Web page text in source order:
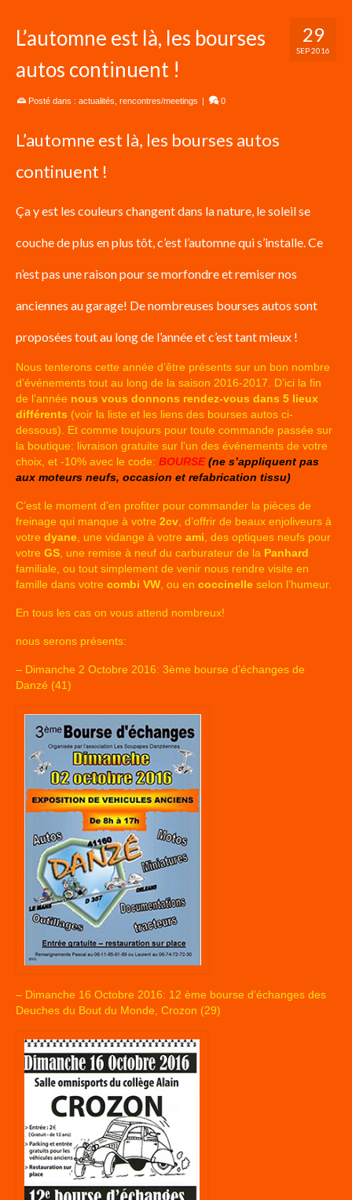
29
SEP 2016
L’automne est là, les bourses
autos continuent !
Posté dans : actualités rencontres/meetings | 0
L’automne est là, les bourses autos
continuent !
Ça y est les couleurs changent dans la nature, le soleil se
couche de plus en plus tôt, c’est l’automne qui s’installe. Ce
n’est pas une raison pour se morfondre et remiser nos
anciennes au garage! De nombreuses bourses autos sont
proposées tout au long de l’année et c’est tant mieux !
Nous tenterons cette année d’être présents sur un bon nombre
d’événements tout au long de la saison 2016-2017. D’ici la fin
de l’année nous vous donnons rendez-vous dans 5 lieux
différents (voir la liste et les liens des bourses autos ci-
dessous). Et comme toujours pour toute commande passée sur
la boutique: livraison gratuite sur l’un des événements de votre
choix, et -10% avec le code: BOURSE(ne s’appliquent pas
aux moteurs neufs, occasion et refabrication tissu)
C’est le moment d’en profiter pour commander la pièces de
freinage qui manque à votre 2cv , d’offrir de beaux enjoliveurs à
votre dyane , une vidange à votre ami , des optiques neufs pour
votre GS , une remise à neuf du carburateur de la Panhard
familiale, ou tout simplement de venir nous rendre visite en
famille dans votre combi VW , ou en coccinelle selon l’humeur.
En tous les cas on vous attend nombreux!
nous serons présents:
– Dimanche 2 Octobre 2016: 3ème bourse d’échanges de
Danzé (41)
– Dimanche 16 Octobre 2016: 12 ème bourse d’échanges des
Deuches du Bout du Monde, Crozon (29)